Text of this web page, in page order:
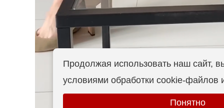
Продолжая использовать наш сайт,
условиями обработки cookie-файлов
Понятно